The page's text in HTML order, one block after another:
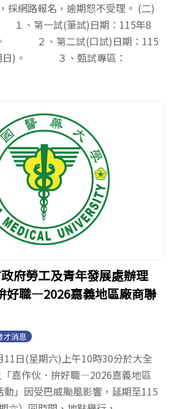
採網路報名，逾期恕不受理。 (二)
、第一試(筆試)日期：115年8
。 ２、第二試(口試)日期：115
日)。 ３、甄試專區：
府勞工及青年發展處辦理
好職—2026嘉義地區廠商聯
才消息
11日(星期六)上午10時30分於大全
嘉作伙．拚好職—2026嘉義地區
動」因受巴威颱風影響，延期至115